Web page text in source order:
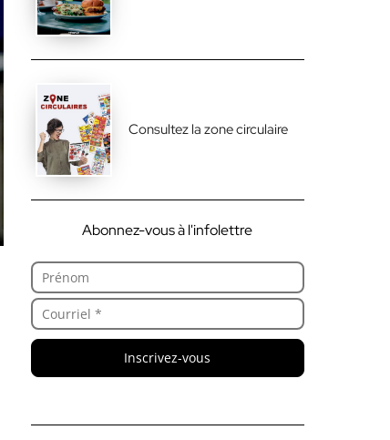
Consultez la zone circulaire
Abonnez-vous à l'infolettre
Inscrivez-vous